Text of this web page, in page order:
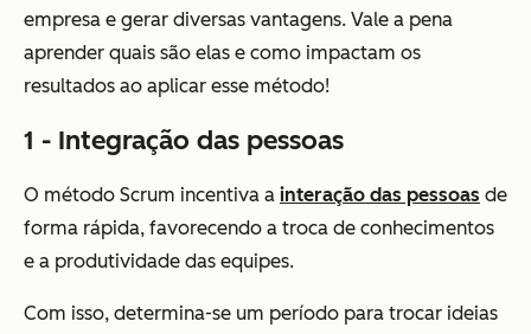
empresa e gerar diversas vantagens. Vale a pena
aprender quais são elas e como impactam os
resultados ao aplicar esse método!
1 - Integração das pessoas
O método Scrum incentiva a interação das pessoas de
forma rápida, favorecendo a troca de conhecimentos
e a produtividade das equipes.
Com isso, determina-se um período para trocar ideias